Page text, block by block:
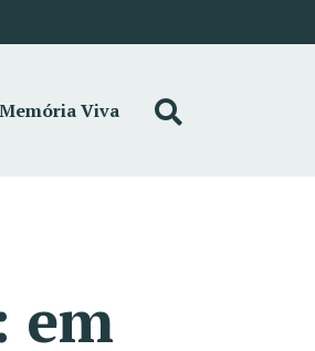
Memória Viva
em